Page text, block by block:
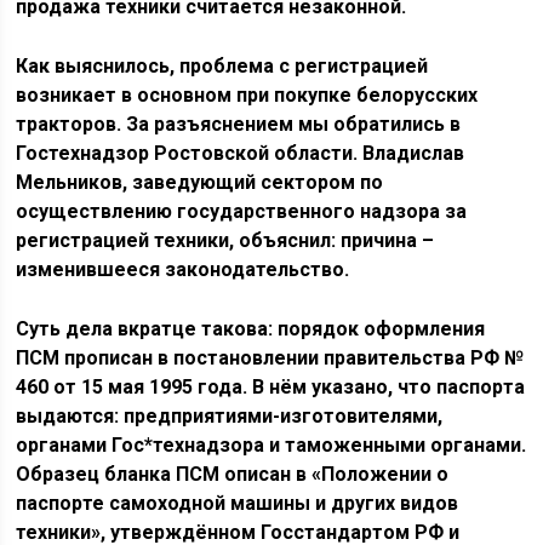
продажа техники считается незаконной.
Как выяснилось, проблема с регистрацией
возникает в основном при покупке белорусских
тракторов. За разъяснением мы обратились в
Гостехнадзор Ростовской области. Владислав
Мельников, заведующий сектором по
осуществлению государственного надзора за
регистрацией техники, объяснил: причина –
изменившееся законодательство.
Суть дела вкратце такова: порядок оформления
ПСМ прописан в постановлении правительства РФ №
460 от 15 мая 1995 года. В нём указано, что паспорта
выдаются: предприятиями-изготовителями,
органами Гос*технадзора и таможенными органами.
Образец бланка ПСМ описан в «Положении о
паспорте самоходной машины и других видов
техники», утверждённом Госстандартом РФ и